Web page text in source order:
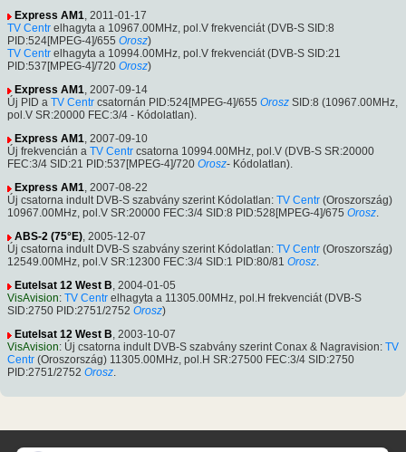
Express AM1, 2011-01-17
TV Centr elhagyta a 10967.00MHz, pol.V frekvenciát (DVB-S SID:8
PID:524[MPEG-4]/655 Orosz)
TV Centr elhagyta a 10994.00MHz, pol.V frekvenciát (DVB-S SID:21
PID:537[MPEG-4]/720 Orosz)
Express AM1, 2007-09-14
Új PID a TV Centr csatornán PID:524[MPEG-4]/655 Orosz SID:8 (10967.00MHz,
pol.V SR:20000 FEC:3/4 - Kódolatlan).
Express AM1, 2007-09-10
Új frekvencián a TV Centr csatorna 10994.00MHz, pol.V (DVB-S SR:20000
FEC:3/4 SID:21 PID:537[MPEG-4]/720 Orosz- Kódolatlan).
Express AM1, 2007-08-22
Új csatorna indult DVB-S szabvány szerint Kódolatlan: TV Centr (Oroszország)
10967.00MHz, pol.V SR:20000 FEC:3/4 SID:8 PID:528[MPEG-4]/675 Orosz.
ABS-2 (75°E), 2005-12-07
Új csatorna indult DVB-S szabvány szerint Kódolatlan: TV Centr (Oroszország)
12549.00MHz, pol.V SR:12300 FEC:3/4 SID:1 PID:80/81 Orosz.
Eutelsat 12 West B, 2004-01-05
VisAvision: TV Centr elhagyta a 11305.00MHz, pol.H frekvenciát (DVB-S
SID:2750 PID:2751/2752 Orosz)
Eutelsat 12 West B, 2003-10-07
VisAvision: Új csatorna indult DVB-S szabvány szerint Conax & Nagravision: TV
Centr (Oroszország) 11305.00MHz, pol.H SR:27500 FEC:3/4 SID:2750
PID:2751/2752 Orosz.